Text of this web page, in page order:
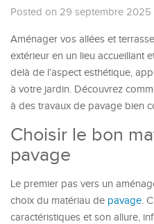
Posted on 29 septembre 2025
Aménager vos allées et
extérieur en un lieu accueillant
delà de l’aspect esthétique,
à votre jardin. Découvrez
à des travaux de pavage bien
Choisir le bon
pavage
Le premier pas vers un
choix du matériau de pavage.
caractéristiques et son allure,